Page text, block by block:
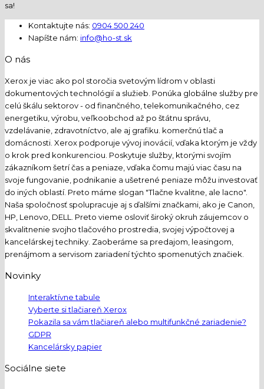
sa!
Kontaktujte nás: 0904 500 240
Napíšte nám: info@ho-st.sk
O nás
Xerox je viac ako pol storočia svetovým lídrom v oblasti
dokumentových technológií a služieb. Ponúka globálne služby pre
celú škálu sektorov - od finančného, telekomunikačného, cez
energetiku, výrobu, veľkoobchod až po štátnu správu,
vzdelávanie, zdravotníctvo, ale aj grafiku. komerčnú tlač a
domácnosti. Xerox podporuje vývoj inovácií, vďaka ktorým je vždy
o krok pred konkurenciou. Poskytuje služby, ktorými svojím
zákazníkom šetrí čas a peniaze, vďaka čomu majú viac času na
svoje fungovanie, podnikanie a ušetrené peniaze môžu investovať
do iných oblastí. Preto máme slogan "Tlačne kvalitne, ale lacno".
Naša spoločnosť spolupracuje aj s ďalšími značkami, ako je Canon,
HP, Lenovo, DELL. Preto vieme osloviť široký okruh záujemcov o
skvalitnenie svojho tlačového prostredia, svojej výpočtovej a
kancelárskej techniky. Zaoberáme sa predajom, leasingom,
prenájmom a servisom zariadení týchto spomenutých značiek.
Novinky
Interaktívne tabule
Vyberte si tlačiareň Xerox
Pokazila sa vám tlačiareň alebo multifunkčné zariadenie?
GDPR
Kancelársky papier
Sociálne siete